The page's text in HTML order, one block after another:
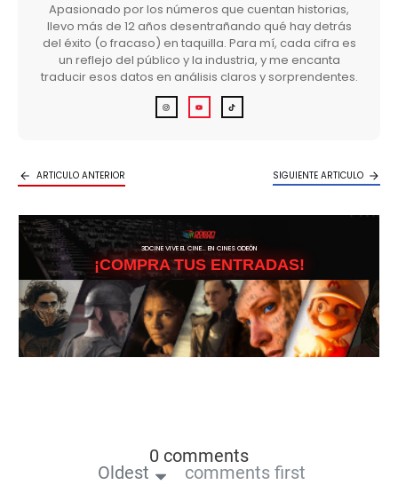
Apasionado por los números que cuentan historias,
llevo más de 12 años desentrañando qué hay detrás
del éxito (o fracaso) en taquilla. Para mí, cada cifra es
un reflejo del público y la industria, y me encanta
traducir esos datos en análisis claros y sorprendentes.
ARTICULO ANTERIOR SIGUIENTE ARTICULO
3DCINE VIVE EL CINE… EN CINES ODEÓN
¡COMPRA TUS ENTRADAS!
0 comments
Oldest comments first